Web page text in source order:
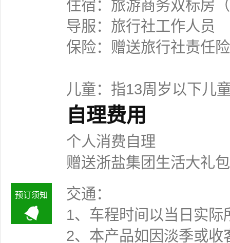
住宿：旅游商务双标房
导服：旅行社工作人员
保险：赠送旅行社责任
儿童：指13周岁以下儿
自理费用
个人消费自理
赠送浙盐集团生活大礼
预订须知
交通：
1、车程时间以当日实际
2、本产品如因淡季或